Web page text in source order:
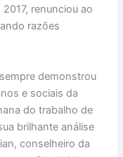
renunciou ao
razões
demonstrou
e sociais da
do trabalho de
brilhante análise
conselheiro da